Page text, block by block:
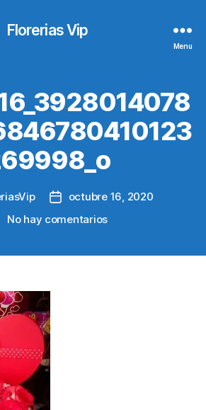
Florerias Vip
Menu
Postoctubre 16, 2020
No hay comentariosen